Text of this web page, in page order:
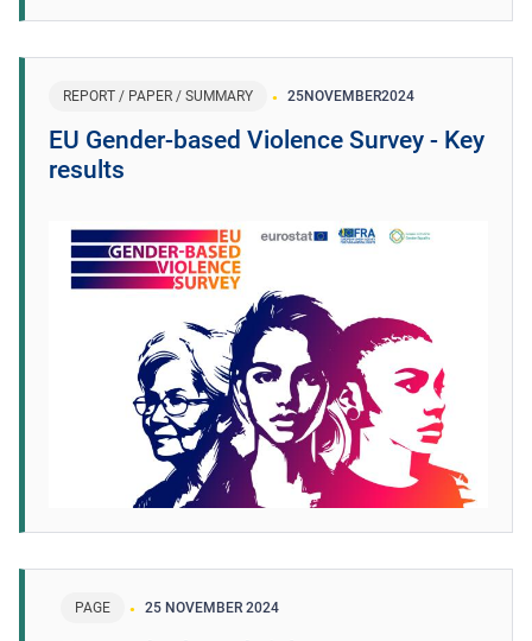
REPORT / PAPER / SUMMARY 25NOVEMBER2024
EU Gender-based Violence Survey - Key
results
PAGE 25 NOVEMBER 2024